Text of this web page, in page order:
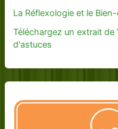
La Réflexologie et le
Téléchargez un extrait
d'astuces